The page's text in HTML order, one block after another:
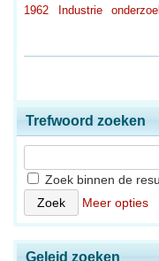
1962
Industrie
Trefwoord zoeken
Zoek binnen de
Meer opties
Geleid zoeken